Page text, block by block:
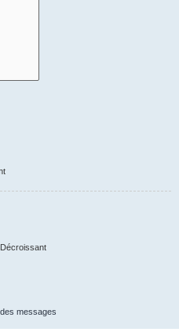
Décroissant
messages